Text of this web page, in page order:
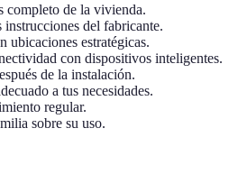
completo de la vivienda.
del fabricante.
ubicaciones estratégicas.
con dispositivos inteligentes.
de la instalación.
a tus necesidades.
regular.
sobre su uso.